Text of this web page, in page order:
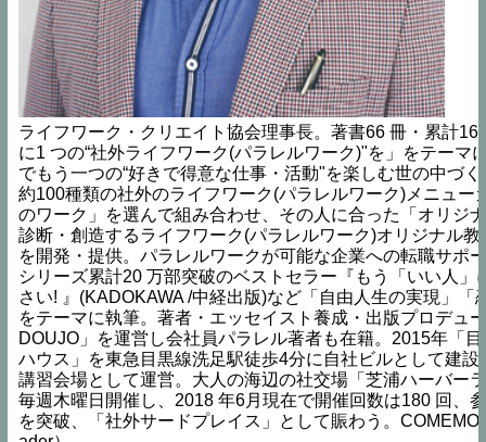
ライフワーク・クリエイト協会理事長。著書66 冊・累計
に1 つの“社外ライフワーク(パラレルワーク)"を」をテーマ
でもう一つの“好きで得意な仕事・活動"を楽しむ世の中づ
約100種類の社外のライフワーク(パラレルワーク)メニュー
のワーク」を選んで組み合わせ、その人に合った「オリジ
診断・創造するライフワーク(パラレルワーク)オリジナル
を開発・提供。パラレルワークが可能な企業への転職サポ
シリーズ累計20 万部突破のベストセラー『もう「いい人」
さい! 』(KADOKAWA /中経出版)など「自由人生の実現」「
をテーマに執筆。著者・エッセイスト養成・出版プロデュ
DOUJO」を運営し会社員パラレル著者も在籍。2015年「
ハウス」を東急目黒線洗足駅徒歩4分に自社ビルとして建設
講習会場として運営。大人の海辺の社交場「芝浦ハーバー
毎週木曜日開催し、2018 年6月現在で開催回数は180 回、
を突破、「社外サードプレイス」として賑わう。 COMEMO